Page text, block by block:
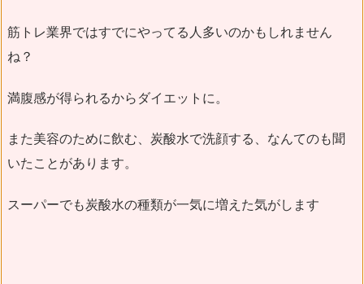
筋トレ業界ではすでにやってる人多いのかもしれません
ね？
満腹感が得られるからダイエットに。
また美容のために飲む、炭酸水で洗顔する、なんてのも聞
いたことがあります。
スーパーでも炭酸水の種類が一気に増えた気がします